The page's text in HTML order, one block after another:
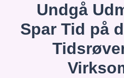
Undgå
Spar Tid på